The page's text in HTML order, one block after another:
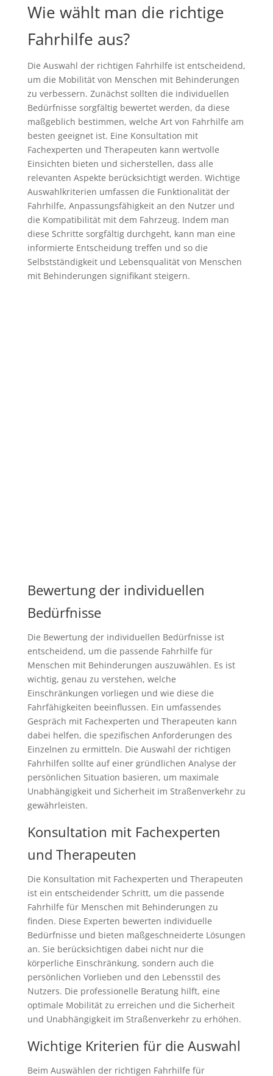
Wie wählt man die richtige
Fahrhilfe aus?
Die Auswahl der richtigen Fahrhilfe ist entscheidend,
um die Mobilität von Menschen mit Behinderungen
zu verbessern. Zunächst sollten die individuellen
Bedürfnisse sorgfältig bewertet werden, da diese
maßgeblich bestimmen, welche Art von Fahrhilfe am
besten geeignet ist. Eine Konsultation mit
Fachexperten und Therapeuten kann wertvolle
Einsichten bieten und sicherstellen, dass alle
relevanten Aspekte berücksichtigt werden. Wichtige
Auswahlkriterien umfassen die Funktionalität der
Fahrhilfe, Anpassungsfähigkeit an den Nutzer und
die Kompatibilität mit dem Fahrzeug. Indem man
diese Schritte sorgfältig durchgeht, kann man eine
informierte Entscheidung treffen und so die
Selbstständigkeit und Lebensqualität von Menschen
mit Behinderungen signifikant steigern.
Bewertung der individuellen
Bedürfnisse
Die Bewertung der individuellen Bedürfnisse ist
entscheidend, um die passende Fahrhilfe für
Menschen mit Behinderungen auszuwählen. Es ist
wichtig, genau zu verstehen, welche
Einschränkungen vorliegen und wie diese die
Fahrfähigkeiten beeinflussen. Ein umfassendes
Gespräch mit Fachexperten und Therapeuten kann
dabei helfen, die spezifischen Anforderungen des
Einzelnen zu ermitteln. Die Auswahl der richtigen
Fahrhilfen sollte auf einer gründlichen Analyse der
persönlichen Situation basieren, um maximale
Unabhängigkeit und Sicherheit im Straßenverkehr zu
gewährleisten.
Konsultation mit Fachexperten
und Therapeuten
Die Konsultation mit Fachexperten und Therapeuten
ist ein entscheidender Schritt, um die passende
Fahrhilfe für Menschen mit Behinderungen zu
finden. Diese Experten bewerten individuelle
Bedürfnisse und bieten maßgeschneiderte Lösungen
an. Sie berücksichtigen dabei nicht nur die
körperliche Einschränkung, sondern auch die
persönlichen Vorlieben und den Lebensstil des
Nutzers. Die professionelle Beratung hilft, eine
optimale Mobilität zu erreichen und die Sicherheit
und Unabhängigkeit im Straßenverkehr zu erhöhen.
Wichtige Kriterien für die Auswahl
Beim Auswählen der richtigen Fahrhilfe für